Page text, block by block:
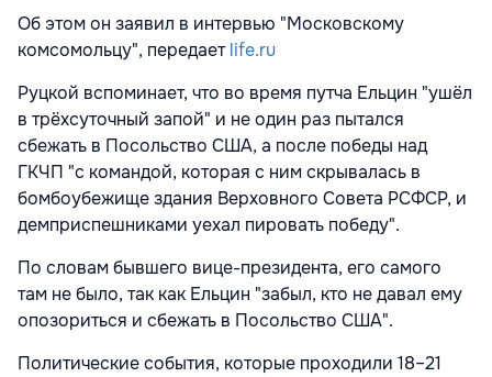
Об этом он заявил в интервью "Московскому
комсомольцу", передаетlife.ru
Руцкой вспоминает, что во время путча Ельцин "ушёл
в трёхсуточный запой" и не один раз пытался
сбежать в Посольство США, а после победы над
ГКЧП "с командой, которая с ним скрывалась в
бомбоубежище здания Верховного Совета РСФСР, и
демприспешниками уехал пировать победу".
По словам бывшего вице-президента, его самого
там не было, так как Ельцин "забыл, кто не давал ему
опозориться и сбежать в Посольство США".
Политические события, которые проходили 18–21